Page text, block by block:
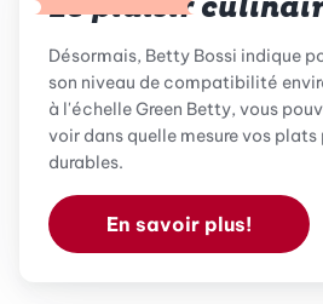
Le plaisir
Désormais, Betty Bossi indique
son niveau de compatibilité
à l'échelle Green Betty, vous
voir dans quelle mesure vos plats
durables.
En savoir plus!